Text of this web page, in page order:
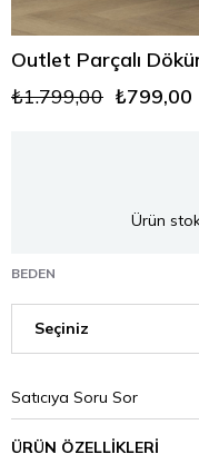
Outlet Parçalı
₺1.799,00 ₺799,00
Ürün
BEDEN
Satıcıya Soru Sor
ÜRÜN ÖZELLIKLERI